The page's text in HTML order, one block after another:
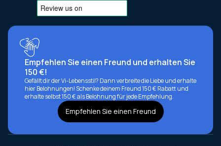
Empfehlen Sie einen Freund und erhalten Sie
150 €!
Gefällt dir der Vi-Lebensstil? Dann verbreite die Liebe und erhalte
hier Belohnungen! Schenke deinem Freund 150 € Rabatt und
erhalte selbst 150 € als Belohnung für jede Empfehlung.
Empfehlen Sie einen Freund